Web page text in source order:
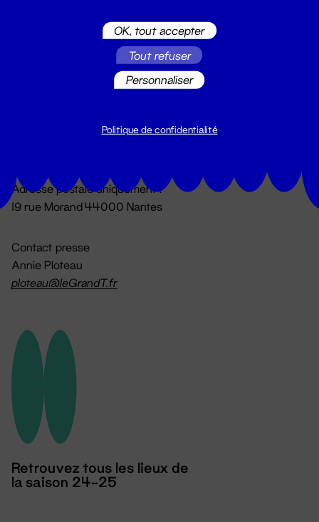
Du lundi au vendredi 14h → 18h
Adresse postale uniquement :
19 rue Morand 44000 Nantes
Contact presse
Annie Ploteau
ploteau@leGrandT.fr
Retrouvez tous les lieux de
la saison 24-25
OK, tout accepter
Tout refuser
Personnaliser
Politique de confidentialité